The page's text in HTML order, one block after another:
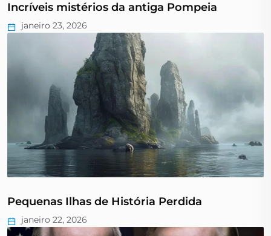
Incríveis mistérios da antiga Pompeia
janeiro 23, 2026
Pequenas Ilhas de História Perdida
janeiro 22, 2026